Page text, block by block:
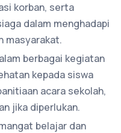
korban, serta
dalam menghadapi
masyarakat.
berbagai kegiatan
kepada siswa
acara sekolah,
jika diperlukan.
belajar dan